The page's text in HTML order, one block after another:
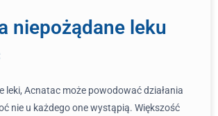
niepożądane leku
leki, Acnatac może powodować działania
nie u każdego one wystąpią. Większość